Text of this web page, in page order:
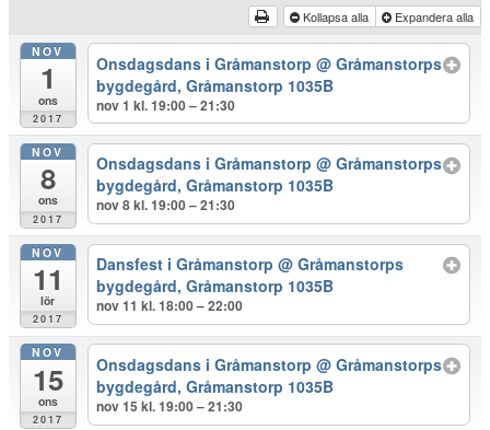
Kollapsa alla Expandera alla
NOV
1
ons
2017
Onsdagsdans i Gråmanstorp@ Gråmanstorps
bygdegård, Gråmanstorp 1035B
nov 1 kl. 19:00 – 21:30
NOV
8
ons
2017
Onsdagsdans i Gråmanstorp@ Gråmanstorps
bygdegård, Gråmanstorp 1035B
nov 8 kl. 19:00 – 21:30
NOV
11
lör
2017
Dansfest i Gråmanstorp@ Gråmanstorps
bygdegård, Gråmanstorp 1035B
nov 11 kl. 18:00 – 22:00
NOV
15
ons
2017
Onsdagsdans i Gråmanstorp@ Gråmanstorps
bygdegård, Gråmanstorp 1035B
nov 15 kl. 19:00 – 21:30